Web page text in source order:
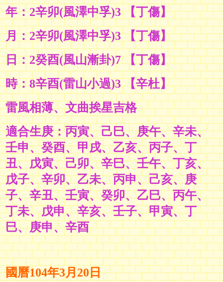
年：2辛卯(風澤中孚)3 【丁傷】
月：2辛卯(風澤中孚)3 【丁傷】
日：2癸酉(風山漸卦)7 【丁傷】
時：8辛酉(雷山小過)3 【辛杜】
雷風相薄、文曲挨星吉格
適合生庚：丙寅、己巳、庚午、辛未、
壬申、癸酉、甲戌、乙亥、丙子、丁
丑、戊寅、己卯、辛巳、壬午、丁亥、
戊子、辛卯、乙未、丙申、己亥、庚
子、辛丑、壬寅、癸卯、乙巳、丙午、
丁未、戊申、辛亥、壬子、甲寅、丁
巳、庚申、辛酉
國曆104年3月20日